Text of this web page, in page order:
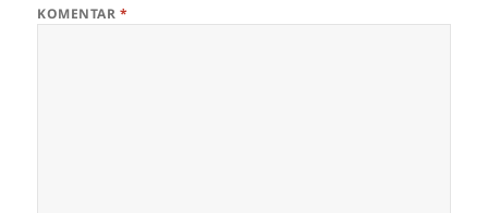
KOMENTAR *